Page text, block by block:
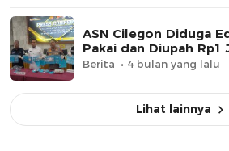
ASN Cilegon Diduga
Pakai dan Diupah Rp1
Berita 4 bulan yang lalu
Lihat lainnya